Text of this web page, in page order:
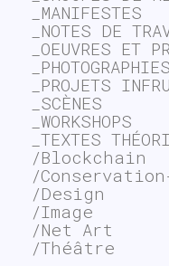
_MANIFESTES
_NOTES DE
_OEUVRES ET
_PHOTOGRAPHIES
_PROJETS
_SCÈNES
_WORKSHOPS
_TEXTES
/Blockchain
/
/Design
/Image
/Net Art
/Théâtre